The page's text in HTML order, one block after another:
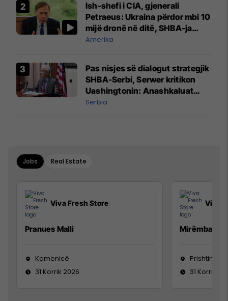
Ish-shefi i CIA, gjenerali
Petraeus: Ukraina përdor mbi 10
mijë dronë në ditë, SHBA-ja
mbetet shumë prapa në
Amerika
Pas nisjes së dialogut strategjik
SHBA-Serbi, Serwer kritikon
Uashingtonin: Anashkaluat
Banjskën, sulmin ndaj KFOR-it
Serbia
Jobs Real Estate
Viva Fresh Store
Pranues Malli
Kamenicë
31 Korrik 2026
Viva
Prishtinë
31 Korrik